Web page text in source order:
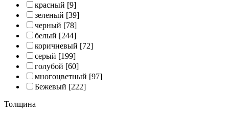
красный [9]
зеленый [39]
черный [78]
белый [244]
коричневый [72]
серый [199]
голубой [60]
многоцветный [97]
Бежевый [222]
Толщина